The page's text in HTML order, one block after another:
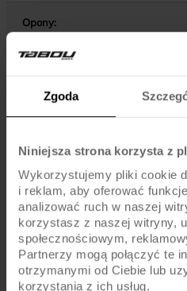
Zgoda
Niniejsza strona korzysta z
Wykorzystujemy pliki cookie
i reklam, aby oferować
analizować ruch w naszej
korzystasz z naszej witryny,
społecznościowym,
Partnerzy mogą połączyć te
otrzymanymi od Ciebie lub
korzystania z ich usług.
Opony:
Hamulce:
Dźwignie hamulca:
Pedały :